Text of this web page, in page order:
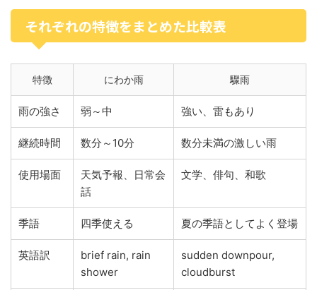
それぞれの特徴をまとめた比較表
特徴 にわか雨 驟雨
雨の強さ 弱～中 強い、雷もあり
継続時間 数分～10分 数分未満の激しい雨
使用場面
天気予報、日常会
話
文学、俳句、和歌
季語 四季使える 夏の季語としてよく登場
英語訳
brief rain, rain
shower
sudden downpour,
cloudburst